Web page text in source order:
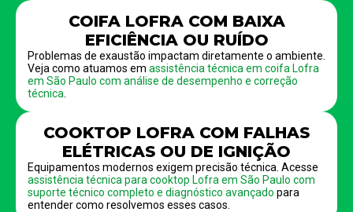
COIFA LOFRA COM BAIXA
EFICIÊNCIA OU RUÍDO
Problemas de exaustão impactam diretamente o ambiente.
Veja como atuamos em assistência técnica em coifa Lofra
em São Paulo com análise de desempenho e correção
técnica
COOKTOP LOFRA COM FALHAS
ELÉTRICAS OU DE IGNIÇÃO
Equipamentos modernos exigem precisão técnica. Acesse
assistência técnica para cooktop Lofra em São Paulo com
suporte técnico completo e diagnóstico avançado para
entender como resolvemos esses casos.